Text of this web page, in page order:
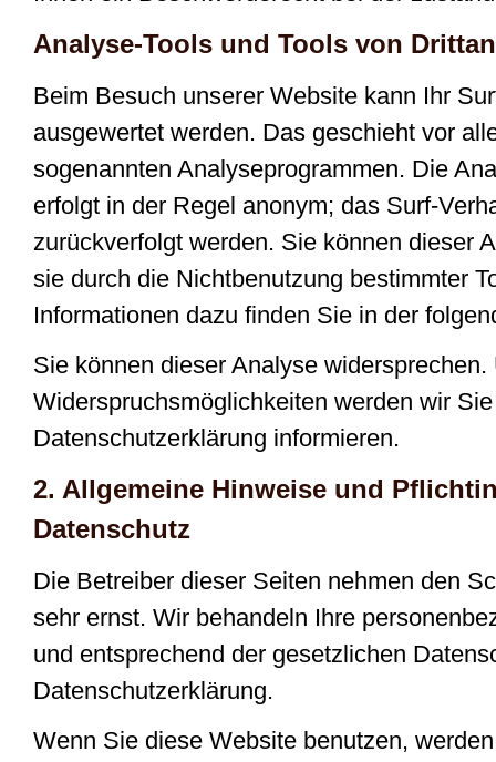
Analyse-Tools und Tools von
Beim Besuch unserer Website kann Ihr
ausgewertet werden. Das geschieht vor
sogenannten Analyseprogrammen. Die
erfolgt in der Regel anonym; das Surf-
zurückverfolgt werden. Sie können dieser
sie durch die Nichtbenutzung bestimmter
Informationen dazu finden Sie in der
Sie können dieser Analyse widersprechen.
Widerspruchsmöglichkeiten werden wir
Datenschutzerklärung informieren.
2. Allgemeine Hinweise und
Datenschutz
Die Betreiber dieser Seiten nehmen den
sehr ernst. Wir behandeln Ihre
und entsprechend der gesetzlichen
Datenschutzerklärung.
Wenn Sie diese Website benutzen,